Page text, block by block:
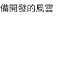
開發的風雲